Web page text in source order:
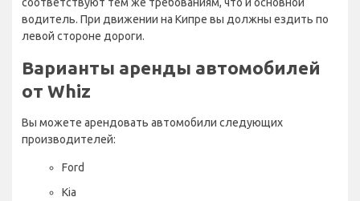
водитель. При движении на Кипре вы должны ездить по
левой стороне дороги.
Варианты аренды автомобилей
от Whiz
Вы можете арендовать автомобили следующих
производителей:
Ford
Kia